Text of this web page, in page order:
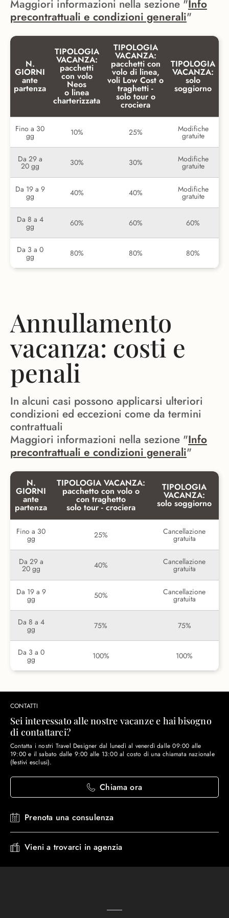
Maggiori informazioni nella sezione "Info
precontrattuali e condizioni generali"
N.
GIORNI
ante
partenza
TIPOLOGIA
VACANZA:
pacchetti
con volo
Neos
o linea
charterizzata
TIPOLOGIA
VACANZA:
pacchetti con
volo di linea,
voli Low Cost o
traghetti -
solo tour o
crociera
TIPOLOGIA
VACANZA:
solo
soggiorno
Fino a 30
gg 10% 25% Modifiche
gratuite
Da 29 a
20 gg 30% 30% Modifiche
gratuite
Da 19 a 9
gg 40% 40% Modifiche
gratuite
Da 8 a 4
gg 60% 60% 60%
Da 3 a 0
gg 80% 80% 80%
Annullamento
vacanza: costi e
penali
In alcuni casi possono applicarsi ulteriori
condizioni ed eccezioni come da termini
contrattuali
Maggiori informazioni nella sezione "Info
precontrattuali e condizioni generali"
N.
GIORNI
ante
partenza
TIPOLOGIA VACANZA:
pacchetto con volo o
con traghetto
solo tour - crociera
TIPOLOGIA
VACANZA:
solo soggiorno
Fino a 30
gg 25% Cancellazione
gratuita
Da 29 a
20 gg 40% Cancellazione
gratuita
Da 19 a 9
gg 50% Cancellazione
gratuita
Da 8 a 4
gg 75% 75%
Da 3 a 0
gg 100% 100%
CONTATTI
Sei interessato alle nostre vacanze e hai bisogno
di contattarci?
Contatta i nostri Travel Designer dal lunedì al venerdì dalle 09:00 alle
19:00 e il sabato dalle 9:00 alle 13:00 al costo di una chiamata nazionale
(festivi esclusi).
Chiama ora
Prenota una consulenza
Vieni a trovarci in agenzia